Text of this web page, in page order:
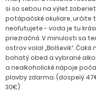
si so sebou na výlet
potápačské okuliare, určite
neoľutujete - voda je tu
priezračná. V minulosti sa
ostrov volal „Bolševik“. Čaká
bohatý obed a vybrané
a nealkoholické nápoje
plavby zdarma. (dospelý
30€)